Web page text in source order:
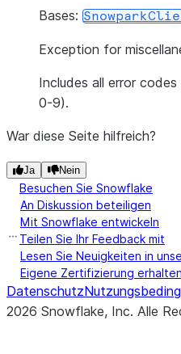
Bases:
Exception for
Includes all error codes
0-9).
War diese Seite hilfreich?
Ja Nein
Besuchen Sie Snowflake
An Diskussion beteiligen
Mit Snowflake entwickeln
Teilen Sie Ihr Feedback mit
Lesen Sie Neuigkeiten in
Eigene Zertifizierung erhalten
Datenschutz
2026 Snowflake, Inc. Alle